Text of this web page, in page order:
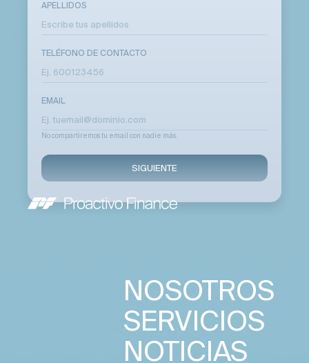
APELLIDOS
TELÉFONO DE CONTACTO
EMAIL
No compartiremos tu email con nadie más.
SIGUIENTE
NOSOTROS
SERVICIOS
NOTICIAS